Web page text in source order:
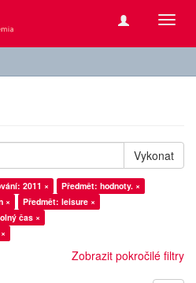
Vykonat
2011 ×
Předmět: hodnoty. ×
×
Předmět: leisure ×
čas ×
Zobrazit pokročilé filtry